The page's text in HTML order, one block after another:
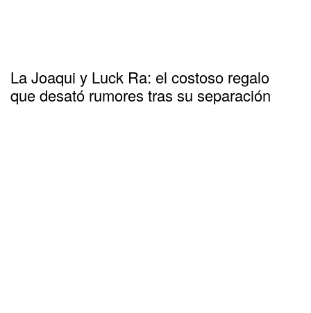
La Joaqui y Luck Ra: el costoso regalo
que desató rumores tras su separación